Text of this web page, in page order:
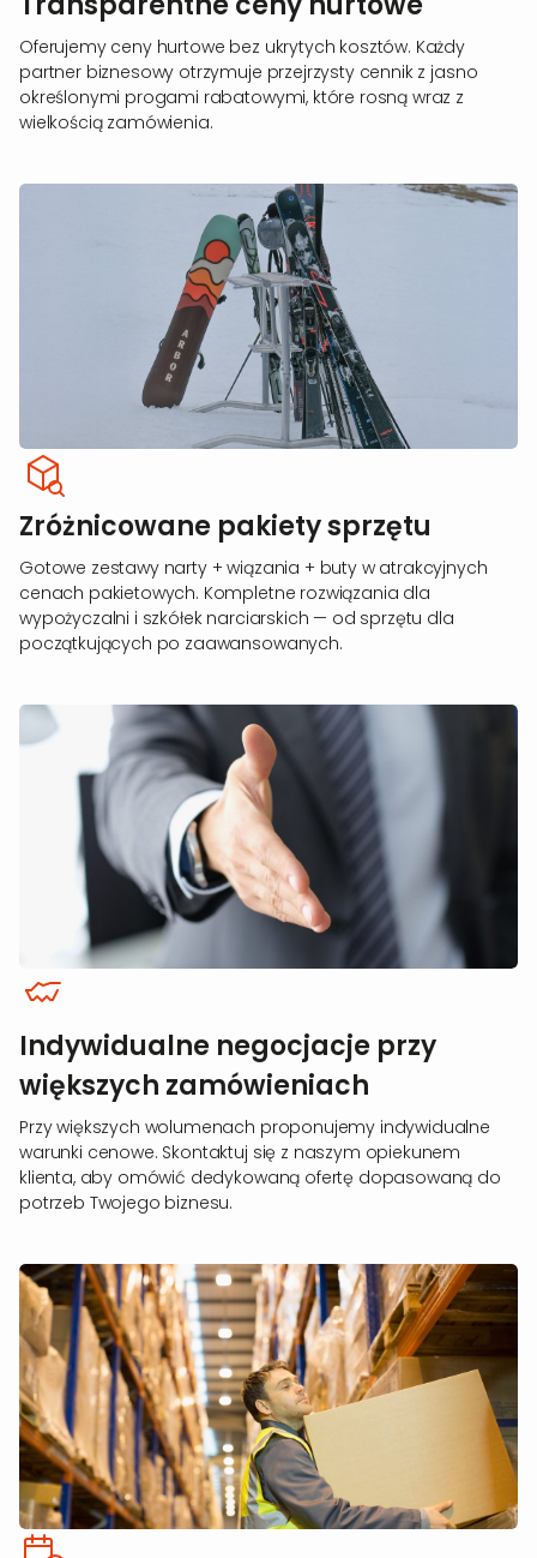
Oferujemy ceny hurtowe bez ukrytych kosztów. Każdy
partner biznesowy otrzymuje przejrzysty cennik z jasno
określonymi progami rabatowymi, które rosną wraz z
wielkością zamówienia.
Zróżnicowane pakiety sprzętu
Gotowe zestawy narty + wiązania + buty w atrakcyjnych
cenach pakietowych. Kompletne rozwiązania dla
wypożyczalni i szkółek narciarskich — od sprzętu dla
początkujących po zaawansowanych.
Indywidualne negocjacje przy
większych zamówieniach
Przy większych wolumenach proponujemy indywidualne
warunki cenowe. Skontaktuj się z naszym opiekunem
klienta, aby omówić dedykowaną ofertę dopasowaną do
potrzeb Twojego biznesu.